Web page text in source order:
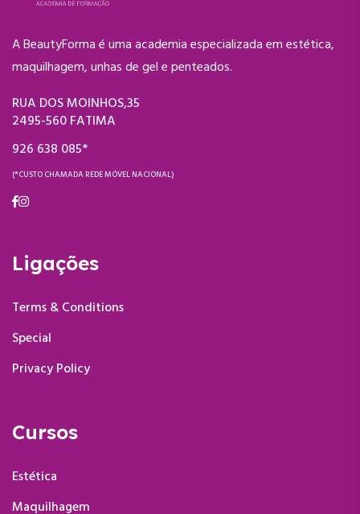
A BeautyForma é uma academia especializada em estética,
maquilhagem, unhas de gel e penteados.
RUA DOS MOINHOS,35
2495-560 FATIMA
926 638 085*
(*CUSTO CHAMADA REDE MÓVEL NACIONAL)
Ligações
Terms & Conditions
Special
Privacy Policy
Cursos
Estética
Maquilhagem